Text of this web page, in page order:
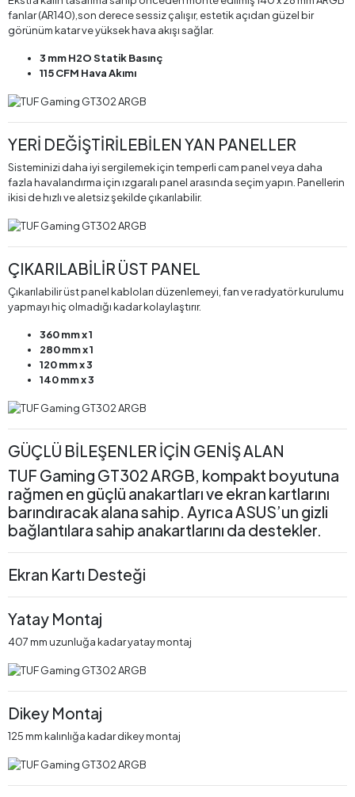
fanlar (AR140),son derece sessiz çalışır, estetik açıdan güzel bir
görünüm katar ve yüksek hava akışı sağlar.
3 mm H2O Statik Basınç
115 CFM Hava Akımı
YERİ DEĞİŞTİRİLEBİLEN YAN PANELLER
Sisteminizi daha iyi sergilemek için temperli cam panel veya daha
fazla havalandırma için ızgaralı panel arasında seçim yapın. Panellerin
ikisi de hızlı ve aletsiz şekilde çıkarılabilir.
ÇIKARILABİLİR ÜST PANEL
Çıkarılabilir üst panel kabloları düzenlemeyi, fan ve radyatör kurulumu
yapmayı hiç olmadığı kadar kolaylaştırır.
360 mm x 1
280 mm x 1
120 mm x 3
140 mm x 3
GÜÇLÜ BİLEŞENLER İÇİN GENİŞ ALAN
TUF Gaming GT302 ARGB, kompakt boyutuna
rağmen en güçlü anakartları ve ekran kartlarını
barındıracak alana sahip. Ayrıca ASUS’un gizli
bağlantılara sahip anakartlarını da destekler.
Ekran Kartı Desteği
Yatay Montaj
407 mm uzunluğa kadar yatay montaj
Dikey Montaj
125 mm kalınlığa kadar dikey montaj